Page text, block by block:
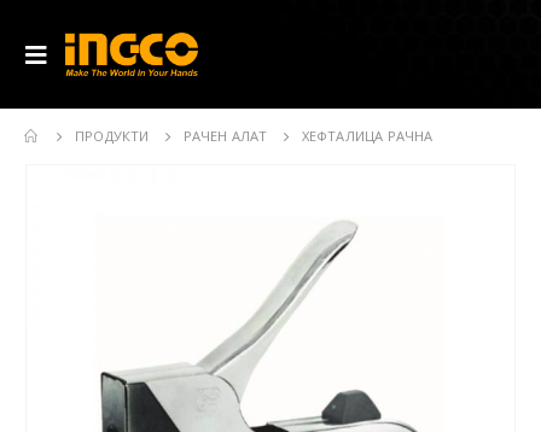
ПРОДУКТИ РАЧЕН АЛАТ ХЕФТАЛИЦА РАЧНА